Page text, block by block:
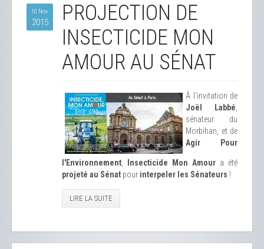
10 Nov
2015
PROJECTION DE
INSECTICIDE MON
AMOUR AU SÉNAT
À l'invitation de
Joël Labbé
sénateur du
Morbihan, et de
Agir Pour
l'Environnement Insecticide Mon Amour a été
projeté au Sénat pour interpeler les Sénateurs !
LIRE LA SUITE